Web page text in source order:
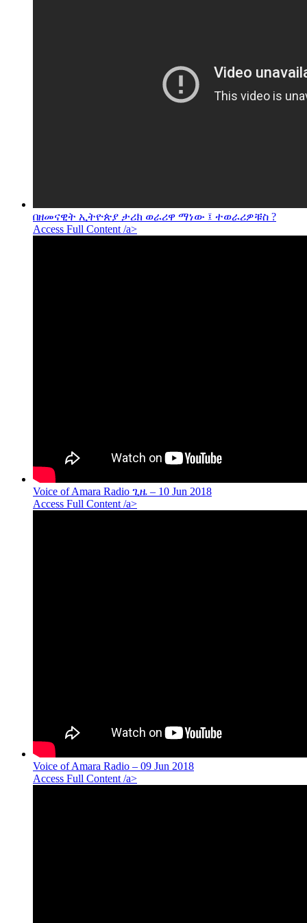
በዘመናዊት ኢትዮጵያ ታሪክ ወራሪዋ ማነው ፤ ተወራሪዎቹስ ?
Access Full Content /a>
Voice of Amara Radio ጊዜ – 10 Jun 2018
Access Full Content /a>
Voice of Amara Radio – 09 Jun 2018
Access Full Content /a>